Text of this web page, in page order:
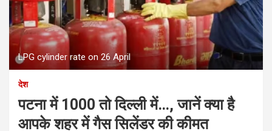
LPG cylinder rate on 26 April
देश
पटना में 1000 तो दिल्ली में…, जानें क्‍या है
आपके शहर में गैस सिलेंडर की कीमत